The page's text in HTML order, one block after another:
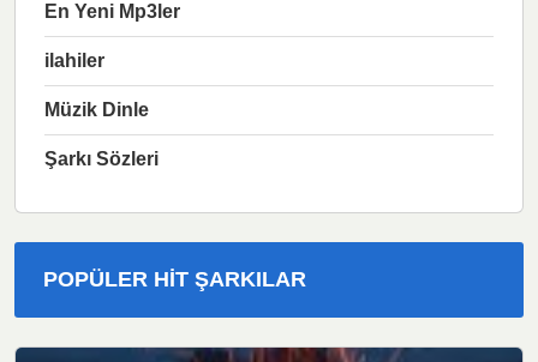
En Yeni Mp3ler
ilahiler
Müzik Dinle
Şarkı Sözleri
POPÜLER HIT ŞARKILAR